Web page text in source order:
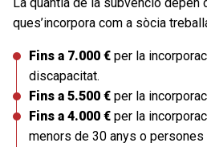
ques’incorpora com a sòcia
Fins a 7.000 € per la
discapacitat.
Fins a 5.500 € per la
Fins a 4.000 € per la
menors de 30 anys o